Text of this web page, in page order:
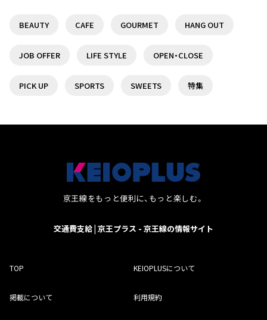
京王線沿線で日帰りで楽しめる温泉・スーパー銭湯
５選！
笹塚駅周辺でオススメの美味しいランチが食べられ
【定番から隠れ家まで】つつじヶ丘駅オススメランチ
７選！
【女性に人気】聖蹟桜ヶ丘駅周辺のオススメスイーツ
BEAUTY CAFE GOURMET HANG OUT
JOB OFFER LIFE STYLE OPEN・CLOSE
PICK UP SPORTS SWEETS 特集
京王線をもっと便利に、もっと楽しむ。
交通費支給 | 京王プラス - 京王線の情報サイト
TOP KEIOPLUSについて
掲載について 利用規約